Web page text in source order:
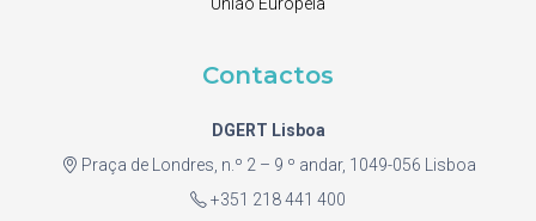
Contactos
DGERT Lisboa
Praça de Londres, n.º 2 – 9 º andar, 1049-056 Lisboa
+351 218 441 400